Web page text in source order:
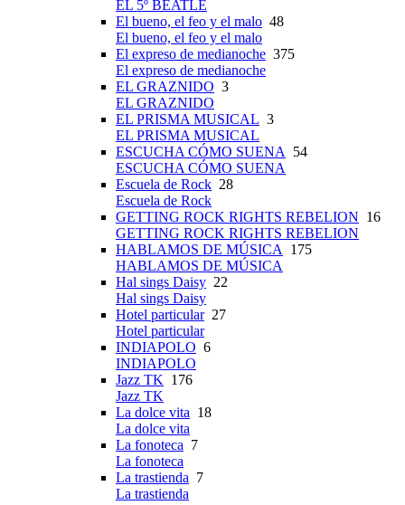
EL 5º BEATLE
El bueno, el feo y el malo 48
El bueno, el feo y el malo
El expreso de medianoche 375
El expreso de medianoche
EL GRAZNIDO 3
EL GRAZNIDO
EL PRISMA MUSICAL 3
EL PRISMA MUSICAL
ESCUCHA CÓMO SUENA 54
ESCUCHA CÓMO SUENA
Escuela de Rock 28
Escuela de Rock
GETTING ROCK RIGHTS REBELION 16
GETTING ROCK RIGHTS REBELION
HABLAMOS DE MÚSICA 175
HABLAMOS DE MÚSICA
Hal sings Daisy 22
Hal sings Daisy
Hotel particular27
Hotel particular
INDIAPOLO 6
INDIAPOLO
Jazz TK 176
Jazz TK
La dolce vita 18
La dolce vita
La fonoteca 7
La fonoteca
La trastienda 7
La trastienda